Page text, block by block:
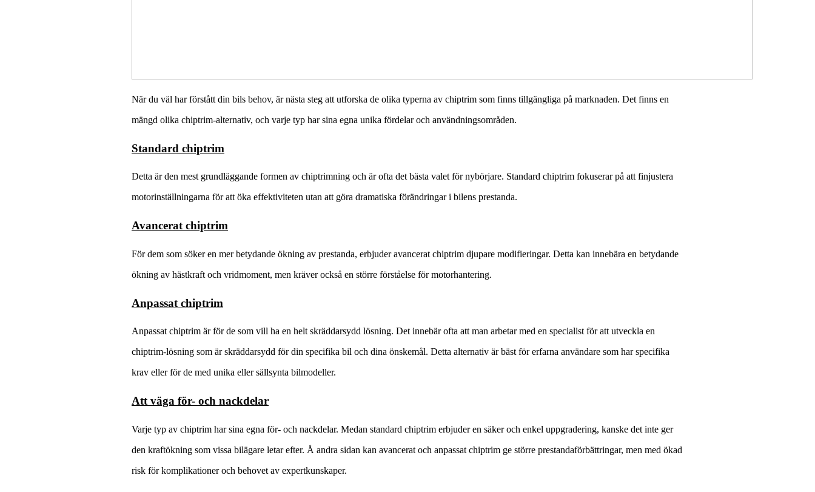
När du väl har förstått din bils behov, är nästa steg att utforska de olika typerna av chiptrim som finns tillgängliga på marknaden. Det finns en
mängd olika chiptrim-alternativ, och varje typ har sina egna unika fördelar och användningsområden.
Standard chiptrim
Detta är den mest grundläggande formen av chiptrimning och är ofta det bästa valet för nybörjare. Standard chiptrim fokuserar på att finjustera
motorinställningarna för att öka effektiviteten utan att göra dramatiska förändringar i bilens prestanda.
Avancerat chiptrim
För dem som söker en mer betydande ökning av prestanda, erbjuder avancerat chiptrim djupare modifieringar. Detta kan innebära en betydande
ökning av hästkraft och vridmoment, men kräver också en större förståelse för motorhantering.
Anpassat chiptrim
Anpassat chiptrim är för de som vill ha en helt skräddarsydd lösning. Det innebär ofta att man arbetar med en specialist för att utveckla en
chiptrim-lösning som är skräddarsydd för din specifika bil och dina önskemål. Detta alternativ är bäst för erfarna användare som har specifika
krav eller för de med unika eller sällsynta bilmodeller.
Att väga för- och nackdelar
Varje typ av chiptrim har sina egna för- och nackdelar. Medan standard chiptrim erbjuder en säker och enkel uppgradering, kanske det inte ger
den kraftökning som vissa bilägare letar efter. Å andra sidan kan avancerat och anpassat chiptrim ge större prestandaförbättringar, men med ökad
risk för komplikationer och behovet av expertkunskaper.